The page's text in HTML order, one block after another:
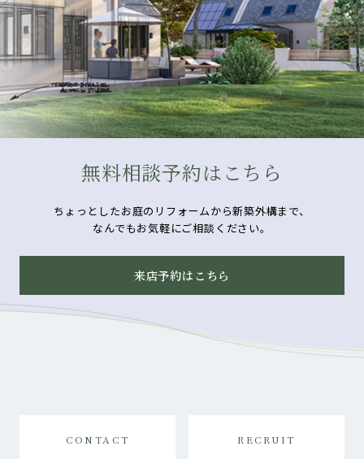
無料相談予約はこちら
ちょっとしたお庭のリフォームから新築外構まで、
なんでもお気軽にご相談ください。
来店予約はこちら
CONTACT RECRUIT